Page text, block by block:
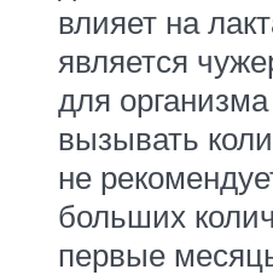
влияет на
является
для
вызывать
не
больших
первые